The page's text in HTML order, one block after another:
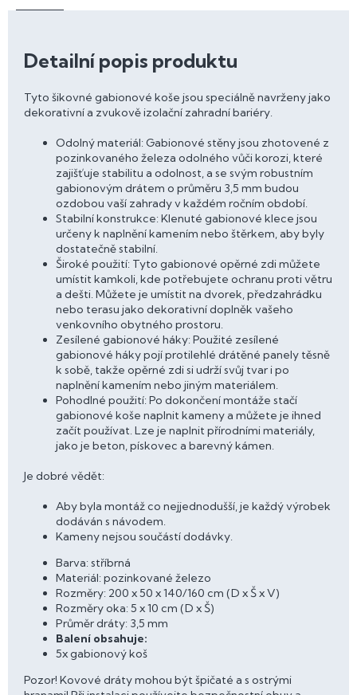
Detailní popis produktu
Tyto šikovné gabionové koše jsou speciálně navrženy jako
dekorativní a zvukově izolační zahradní bariéry.
Odolný materiál: Gabionové stěny jsou zhotovené z
pozinkovaného železa odolného vůči korozi, které
zajišťuje stabilitu a odolnost, a se svým robustním
gabionovým drátem o průměru 3,5 mm budou
ozdobou vaší zahrady v každém ročním období.
Stabilní konstrukce: Klenuté gabionové klece jsou
určeny k naplnění kamením nebo štěrkem, aby byly
dostatečně stabilní.
Široké použití: Tyto gabionové opěrné zdi můžete
umístit kamkoli, kde potřebujete ochranu proti větru
a dešti. Můžete je umístit na dvorek, předzahrádku
nebo terasu jako dekorativní doplněk vašeho
venkovního obytného prostoru.
Zesílené gabionové háky: Použité zesílené
gabionové háky pojí protilehlé drátěné panely těsně
k sobě, takže opěrné zdi si udrží svůj tvar i po
naplnění kamením nebo jiným materiálem.
Pohodlné použití: Po dokončení montáže stačí
gabionové koše naplnit kameny a můžete je ihned
začít používat. Lze je naplnit přírodními materiály,
jako je beton, pískovec a barevný kámen.
Je dobré vědět:
Aby byla montáž co nejjednodušší, je každý výrobek
dodáván s návodem.
Kameny nejsou součástí dodávky.
Barva: stříbrná
Materiál: pozinkované železo
Rozměry: 200 x 50 x 140/160 cm (D x Š x V)
Rozměry oka: 5 x 10 cm (D x Š)
Průměr dráty: 3,5 mm
Balení obsahuje:
5x gabionový koš
Pozor! Kovové dráty mohou být špičaté a s ostrými